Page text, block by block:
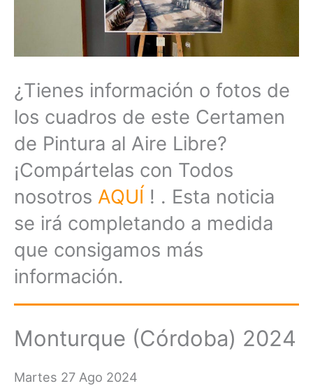
¿Tienes información o fotos de
los cuadros de este Certamen
de Pintura al Aire Libre?
¡Compártelas con Todos
nosotros AQUÍ ! . Esta noticia
se irá completando a medida
que consigamos más
información.
Monturque (Córdoba) 2024
Martes 27 Ago 2024